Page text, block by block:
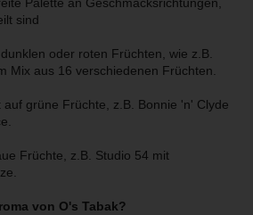
Palette an Geschmacksrichtungen,
sind
oder roten Früchten, wie z.B.
Mix aus 16 verschiedenen Früchten.
grüne Früchte, z.B. Bonnie 'n' Clyde
Früchte, z.B. Studio 54 mit
von O's Tabak?